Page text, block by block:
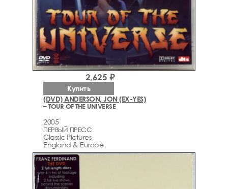
(DVD) ANDERSON, JON (EX-YES)
– TOUR OF THE UNIVERSE
2005
ПЕРВЫЙ ПРЕСС
Classic Pictures
England & Europe
2,625 ₽
Купить